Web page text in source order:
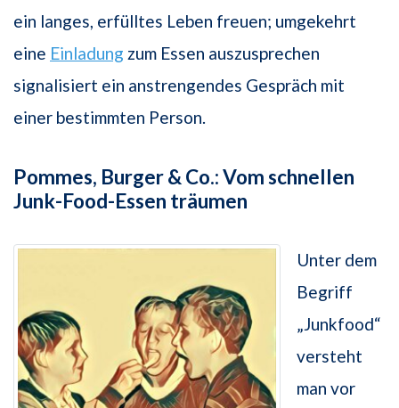
ein langes, erfülltes Leben freuen; umgekehrt
eine Einladung zum Essen auszusprechen
signalisiert ein anstrengendes Gespräch mit
einer bestimmten Person.
Pommes, Burger & Co.: Vom schnellen
Junk-Food-Essen träumen
Unter dem
Begriff
„Junkfood“
versteht
man vor